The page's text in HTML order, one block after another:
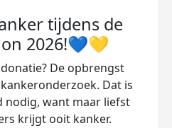
tijdens de
2026!💙💛
De opbrengst
Dat is
nodig, want maar liefst
krijgt ooit kanker.